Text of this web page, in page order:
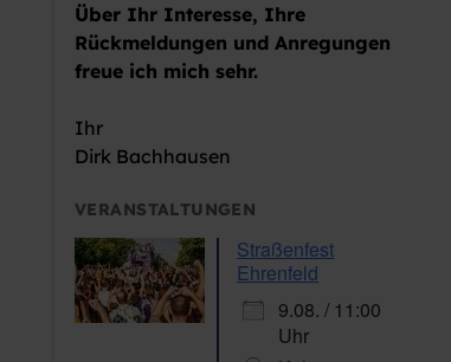
Über Ihr Interesse, Ihre
Rückmeldungen und Anregungen
freue ich mich sehr.
Ihr
Dirk Bachhausen
VERANSTALTUNGEN
Straßenfest
Ehrenfeld
9.08. / 11:00
Uhr